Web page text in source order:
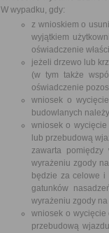
W wypadku, gdy:
z wnioskiem o
wyjątkiem
oświadczenie
jeżeli drzewo lub
(w tym także
oświadczenie
wniosek o
budowlanych
wniosek o
lub przebudową
zawarta pomiędzy
wyrażeniu zgody
będzie za celowe i
gatunków
wyrażeniu zgody
wniosek o
przebudową